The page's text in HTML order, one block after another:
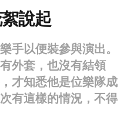
說起
手以便裝參與演出。
外套，也沒有結領
才知悉他是位樂隊成
有這樣的情況，不得